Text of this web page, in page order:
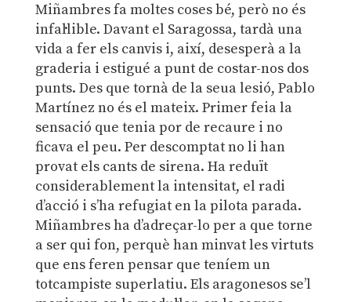
Miñambres fa moltes coses bé, però no és
infal·lible. Davant el Saragossa, tardà una
vida a fer els canvis i, així, desesperà a la
graderia i estigué a punt de costar-nos dos
punts. Des que tornà de la seua lesió, Pablo
Martínez no és el mateix. Primer feia la
sensació que tenia por de recaure i no
ficava el peu. Per descomptat no li han
provat els cants de sirena. Ha reduït
considerablement la intensitat, el radi
d’acció i s’ha refugiat en la pilota parada.
Miñambres ha d’adreçar-lo per a que torne
a ser qui fon, perquè han minvat les virtuts
que ens feren pensar que teníem un
totcampiste superlatiu. Els aragonesos se’l